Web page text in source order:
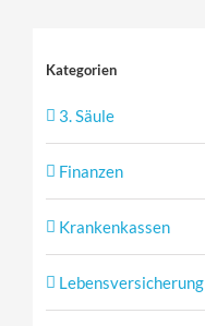
Kategorien
3. Säule
Finanzen
Krankenkassen
Lebensversicherung